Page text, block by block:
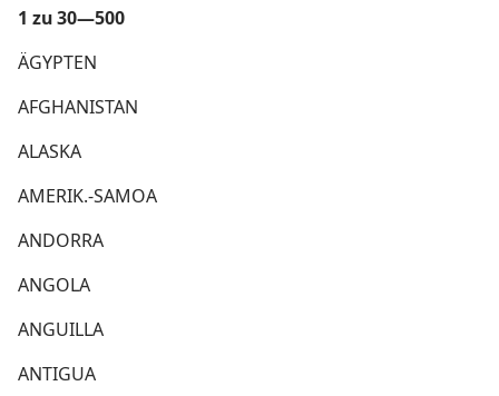
1 zu 30—500
ÄGYPTEN
AFGHANISTAN
ALASKA
AMERIK.-SAMOA
ANDORRA
ANGOLA
ANGUILLA
ANTIGUA